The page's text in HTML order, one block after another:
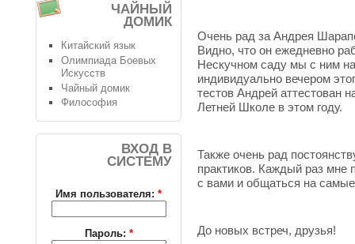
Очень рад за Андрея
Видно, что он ежедневно
Нескучном саду мы с ним
индивидуально вечером
тестов Андрей аттестован
Летней Школе в этом году.
Также очень рад
практиков. Каждый раз мне
с вами и общаться на
До новых встреч, друзья!
ЧАЙНЫЙ
ДОМИК
Китайский язык
Олимпиада Боевых
Искусств
Чайный домик
Философия
ВХОД В
СИСТЕМУ
Имя пользователя: *
Пароль: *